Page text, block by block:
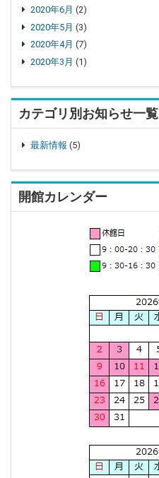
2020年6月 (2)
2020年5月 (3)
2020年4月 (7)
2020年3月 (1)
カテゴリ別お知らせ一覧
最新情報 (5)
開館カレンダー